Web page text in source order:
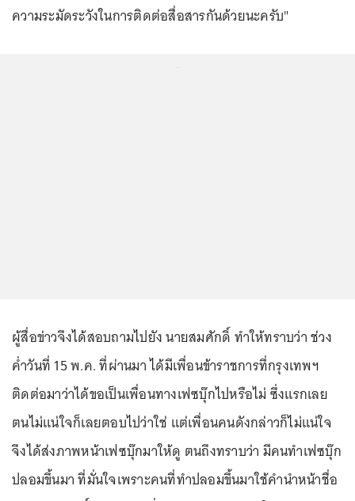
ความระมัดระวังในการติดต่อสื่อสารกันด้วยนะครับ"
ผู้สื่อข่าวจึงได้สอบถามไปยัง นายสมศักดิ์ ทำให้ทราบว่า ช่วง
ค่ำวันที่ 15 พ.ค. ที่ผ่านมา ได้มีเพื่อนข้าราชการที่กรุงเทพฯ
ติดต่อมาว่าได้ขอเป็นเพื่อนทางเฟซบุ๊กไปหรือไม่ ซึ่งแรกเลย
ตนไม่แน่ใจก็เลยตอบไปว่าใช่ แต่เพื่อนคนดังกล่าวก็ไม่แน่ใจ
จึงได้ส่งภาพหน้าเฟซบุ๊กมาให้ดู ตนถึงทราบว่า มีคนทำเฟซบุ๊ก
ปลอมขึ้นมา ที่มั่นใจเพราะคนที่ทำปลอมขึ้นมาใช้คำนำหน้าชื่อ